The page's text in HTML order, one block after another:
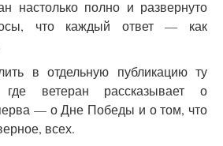
настолько полно и развернуто
что каждый ответ — как
в отдельную публикацию ту
где ветеран рассказывает о
— о Дне Победы и о том, что
всех.